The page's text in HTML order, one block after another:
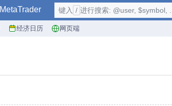
MetaTrader
经济日历 网页端
键入 / 进行搜索: @user, $symbol, ...